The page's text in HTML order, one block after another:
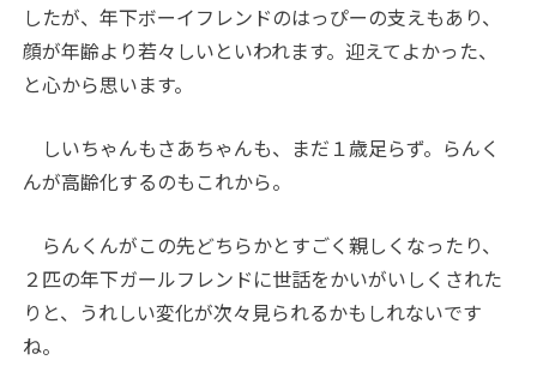
したが、年下ボーイフレンドのはっぴーの支えもあり、
顔が年齢より若々しいといわれます。迎えてよかった、
と心から思います。
しいちゃんもさあちゃんも、まだ１歳足らず。らんく
んが高齢化するのもこれから。
らんくんがこの先どちらかとすごく親しくなったり、
２匹の年下ガールフレンドに世話をかいがいしくされた
りと、うれしい変化が次々見られるかもしれないです
ね。